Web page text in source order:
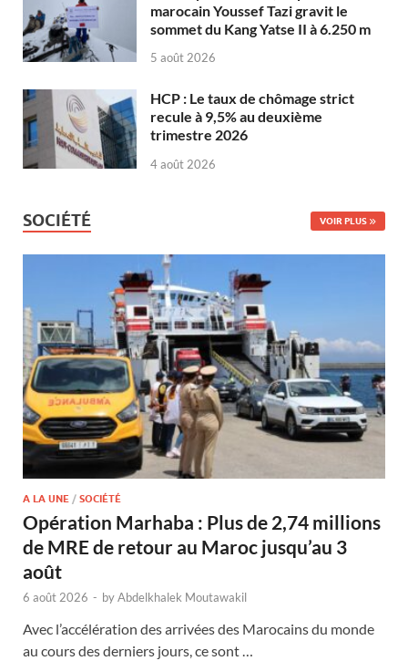
marocain Youssef Tazi gravit le
sommet du Kang Yatse II à 6.250 m
5 août 2026
HCP : Le taux de chômage strict
recule à 9,5% au deuxième
trimestre 2026
4 août 2026
SOCIÉTÉ VOIR PLUS
A LA UNE / SOCIÉTÉ
Opération Marhaba : Plus de 2,74 millions
de MRE de retour au Maroc jusqu’au 3
août
6 août 2026 - byAbdelkhalek Moutawakil
Avec l’accélération des arrivées des Marocains du monde
au cours des derniers jours, ce sont …